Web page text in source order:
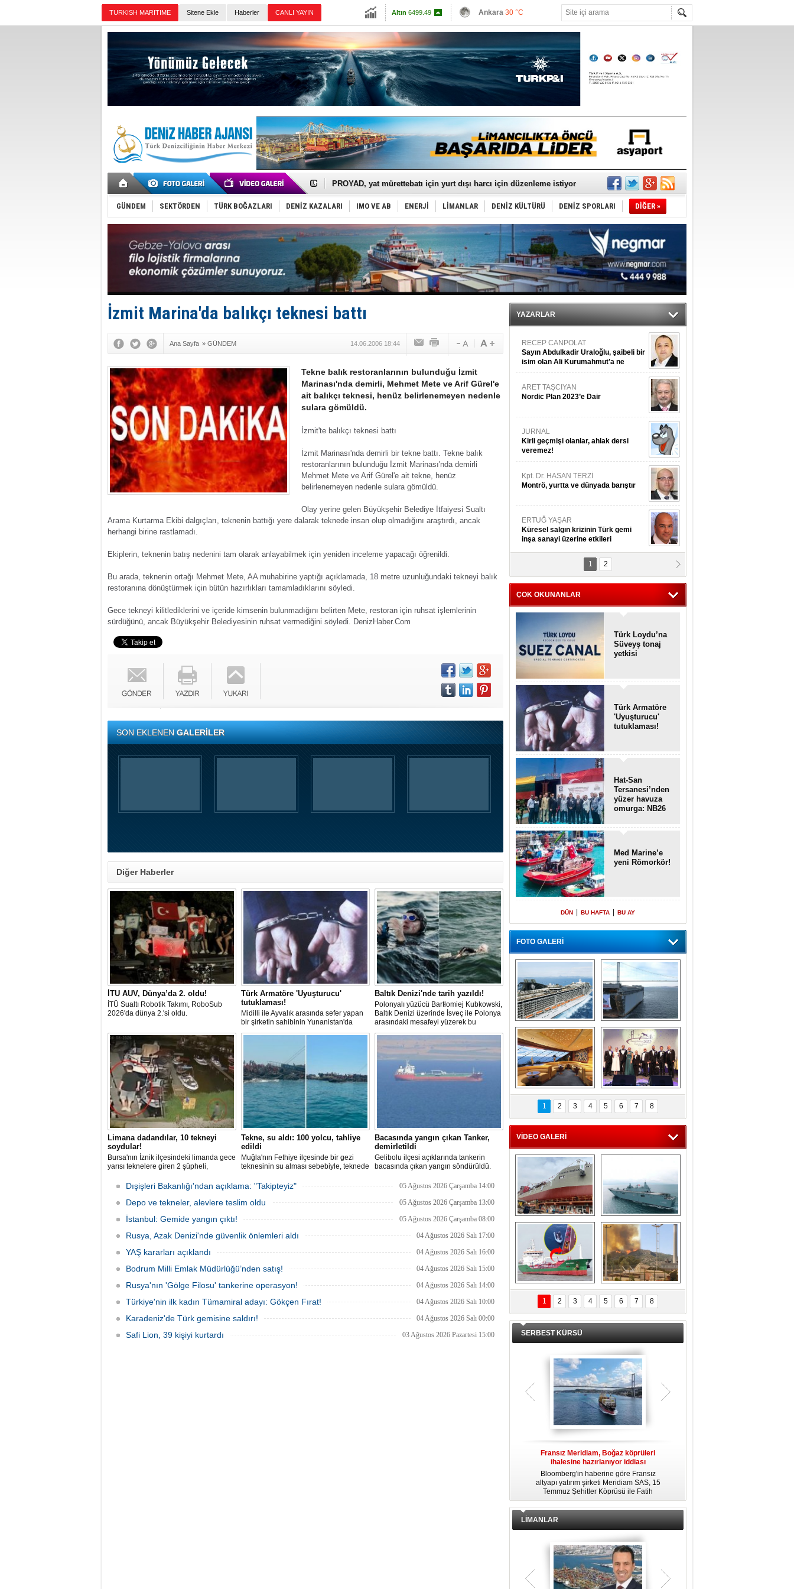
TURKISH MARITIME Sitene Ekle Haberler CANLI YAYIN
Altın 6499.49
Euro54.95
Ankara 30 °C
Antalya28 °C
Muğla 26 °C
Çanakkale 32 °C
İTU AUV, Dünya’da 2. oldu!
PROYAD, yat mürettebatı için yurt dışı harcı için düzenleme istiyor
Türkiye-Irak enerji hattında yeni dönem başlıyor
Türk Armatöre 'Uyuşturucu' tutuklaması!
Deniz turizminde yeni ‘Ceza Rejimi’!
DÖDER, 28. Dönem Yönetim Kurulu Başkanını seçti!
Fairline, Türkiye’de ‘SoleMarin’i seçti
Baltık Denizi'nde tarih yazıldı!
Runit kubbesi okyanusun derinliklerinde halkı tehdit ediyor
Limana dadandılar, 10 tekneyi soydular!
Türk Loydu’na Süveyş tonaj yetkisi
Hüseyin Mengi: “Yapay Zekâ, Ustanın yerini alamaz”
Hat-San Tersanesi’nden yüzer havuza omurga: NB26
Med Marine’e yeni Römorkör!
GÜNDEM SEKTÖRDEN TÜRK BOĞAZLARI DENİZ KAZALARI IMO VE AB ENERJİ LİMANLAR DENİZ KÜLTÜRÜ DENİZ SPORLARI DİĞER »
İzmit Marina'da balıkçı teknesi battı
Ana Sayfa » GÜNDEM 14.06.2006 18:44
Tekne balık restoranlarının bulunduğu İzmit
Marinası'nda demirli, Mehmet Mete ve Arif Gürel'e
ait balıkçı teknesi, henüz belirlenemeyen nedenle
sulara gömüldü.
İzmit'te balıkçı teknesi battı
İzmit Marinası'nda demirli bir tekne battı. Tekne balık
restoranlarının bulunduğu İzmit Marinası'nda demirli
Mehmet Mete ve Arif Gürel'e ait tekne, henüz
belirlenemeyen nedenle sulara gömüldü.
Olay yerine gelen Büyükşehir Belediye İtfaiyesi Sualtı
Arama Kurtarma Ekibi dalgıçları, teknenin battığı yere dalarak teknede insan olup olmadığını araştırdı, ancak
herhangi birine rastlamadı.
Ekiplerin, teknenin batış nedenini tam olarak anlayabilmek için yeniden inceleme yapacağı öğrenildi.
Bu arada, teknenin ortağı Mehmet Mete, AA muhabirine yaptığı açıklamada, 18 metre uzunluğundaki tekneyi balık
restoranına dönüştürmek için bütün hazırlıkları tamamladıklarını söyledi.
Gece tekneyi kilitlediklerini ve içeride kimsenin bulunmadığını belirten Mete, restoran için ruhsat işlemlerinin
sürdüğünü, ancak Büyükşehir Belediyesinin ruhsat vermediğini söyledi. DenizHaber.Com
SON EKLENENGALERİLER
Diğer Haberler
İTU AUV, Dünya’da 2. oldu!
İTÜ Sualtı Robotik Takımı, RoboSub
2026'da dünya 2.'si oldu.
Türk Armatöre 'Uyuşturucu'
tutuklaması!
Midilli ile Ayvalık arasında sefer yapan
bir şirketin sahibinin Yunanistan'da
tutuklandığı bildirildi.
Baltık Denizi'nde tarih yazıldı!
Polonyalı yüzücü Bartłomiej Kubkowski,
Baltık Denizi üzerinde İsveç ile Polonya
arasındaki mesafeyi yüzerek bu
başarının ilk örneği olarak tarihe geçti.
Limana dadandılar, 10 tekneyi
soydular!
Bursa'nın İznik ilçesindeki limanda gece
yarısı teknelere giren 2 şüpheli,
çaldı. Olay, güvenlik kameralarına
yansıdı, tekne sahiplerinin ihbarıyla
jandarma inceleme başlattı.
Tekne, su aldı: 100 yolcu, tahliye
edildi
Muğla'nın Fethiye ilçesinde bir gezi
teknesinin su alması sebebiyle, teknede
teknenin batmaması için bölgede
kurtarma çalışması başlatıldı.
Bacasında yangın çıkan Tanker,
demirletildi
Gelibolu ilçesi açıklarında tankerin
bacasında çıkan yangın söndürüldü.
Sahası'na demirletildi.
Dışişleri Bakanlığı'ndan açıklama: "Takipteyiz" 05 Ağustos 2026 Çarşamba 14:00
Depo ve tekneler, alevlere teslim oldu 05 Ağustos 2026 Çarşamba 13:00
İstanbul: Gemide yangın çıktı! 05 Ağustos 2026 Çarşamba 08:00
Rusya, Azak Denizi'nde güvenlik önlemleri aldı 04 Ağustos 2026 Salı 17:00
YAŞ kararları açıklandı 04 Ağustos 2026 Salı 16:00
Bodrum Milli Emlak Müdürlüğü’nden satış! 04 Ağustos 2026 Salı 15:00
Rusya'nın 'Gölge Filosu' tankerine operasyon! 04 Ağustos 2026 Salı 14:00
Türkiye'nin ilk kadın Tümamiral adayı: Gökçen Fırat! 04 Ağustos 2026 Salı 10:00
Karadeniz'de Türk gemisine saldırı! 04 Ağustos 2026 Salı 00:00
Safi Lion, 39 kişiyi kurtardı 03 Ağustos 2026 Pazartesi 15:00
YAZARLAR
RECEP CANPOLAT
Sayın Abdulkadir Uraloğlu, şaibeli bir
isim olan Ali Kurumahmut’a ne
danışıyorsunuz?
ARET TAŞCIYAN
Nordic Plan 2023’e Dair
JURNAL
Kirli geçmişi olanlar, ahlak dersi
veremez!
Kpt. Dr. HASAN TERZİ
Montrö, yurtta ve dünyada barıştır
ERTUĞ YAŞAR
Küresel salgın krizinin Türk gemi
inşa sanayi üzerine etkileri
Kpt. MESUT AZMİ GÖKSOY
ithafen...
1 2
ÇOK OKUNANLAR
Türk Loydu’na
Süveyş tonaj
yetkisi
Türk Armatöre
'Uyuşturucu'
tutuklaması!
Hat-San
Tersanesi’nden
yüzer havuza
omurga: NB26
Med Marine’e
yeni Römorkör!
DÜN BU HAFTA BU AY
FOTO GALERİ
“Gemi içinde gemi”
konsepti ile MSC
Splendida
Dünyada tek!
Denizaltı yüzer
havuzu intikal
seyrine başladı
MSC'den 55 milyon
euroluk turizm geliri
müjdesi
5. Bosphorus Ship
Brokers Dinner,
İstanbul’da yapıldı
1 2 3 4 5 6 7 8
VİDEO GALERİ
Çeksan Tersanesi,
Başaran Bayrak
tankerini suya
indirdi
TCG Anadolu,
tersane teknik
seyrini tamamladı
Göçmenlerin
imdadına Türk
sahipli MINA DENIZ
yetişti
Milas’taki yangın
yeniden termik
santrallere doğru
ilerliyor
1 2 3 4 5 6 7 8
SERBEST KÜRSÜ
Fransız Meridiam, Boğaz köprüleri
ihalesine hazırlanıyor iddiası
Bloomberg'in haberine göre Fransız
altyapı yatırım şirketi Meridiam SAS, 15
Temmuz Şehitler Köprüsü ile Fatih
Sultan Mehmet Köprüsü'nün
özelleştirilmesine yönelik ihaleyle
zamanda kendi yat limanı, helikopter
pisti ve seçkin villaları da içeren koca
LİMANLAR